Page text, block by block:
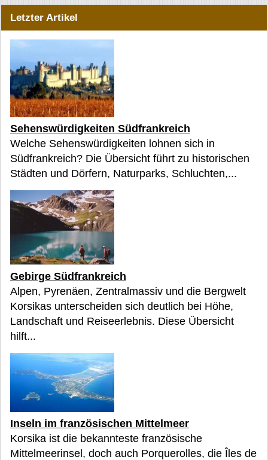
Letzter Artikel
Sehenswürdigkeiten Südfrankreich
Welche Sehenswürdigkeiten lohnen sich in
Südfrankreich? Die Übersicht führt zu historischen
Städten und Dörfern, Naturparks, Schluchten,...
Gebirge Südfrankreich
Alpen, Pyrenäen, Zentralmassiv und die Bergwelt
Korsikas unterscheiden sich deutlich bei Höhe,
Landschaft und Reiseerlebnis. Diese Übersicht
hilft...
Inseln im französischen Mittelmeer
Korsika ist die bekannteste französische
Mittelmeerinsel, doch auch Porquerolles, die Îles de